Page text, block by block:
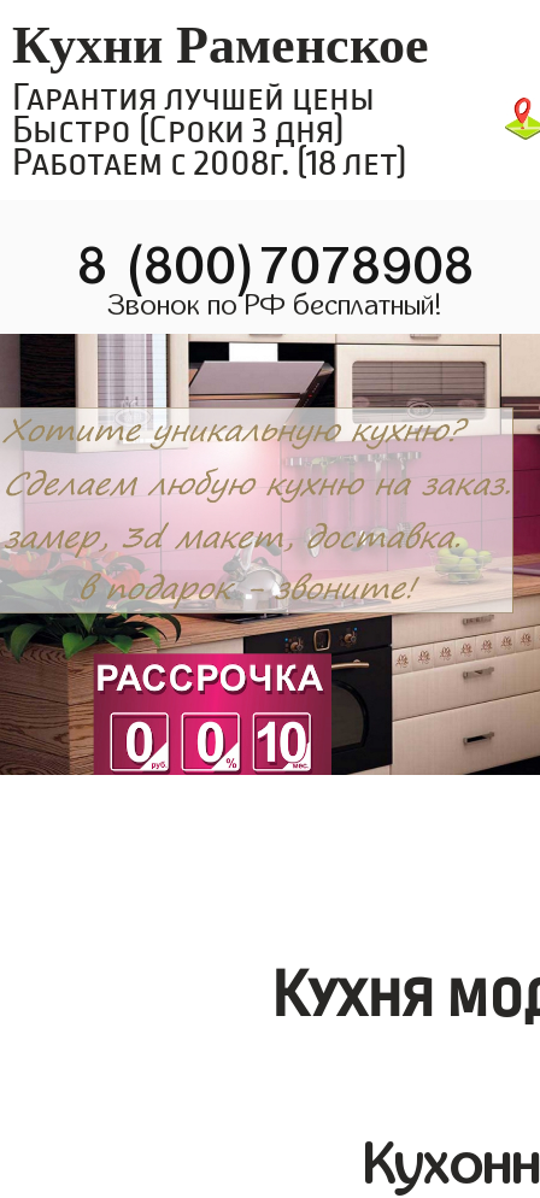
Кухни Раменское
Гарантия лучшей цены
Быстро (Сроки 3 дня)
Работаем с 2008г. (18 лет)
8 (800)7078908
Звонок по РФ бесплатный!
Кухня